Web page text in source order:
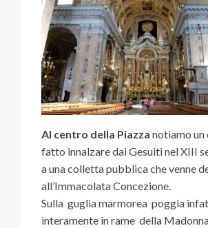
Al centro della Piazza notiamo un
fatto innalzare dai Gesuiti nel XIII
a una colletta pubblica che venne
all’Immacolata Concezione.
Sulla guglia marmorea poggia
interamente in rame della